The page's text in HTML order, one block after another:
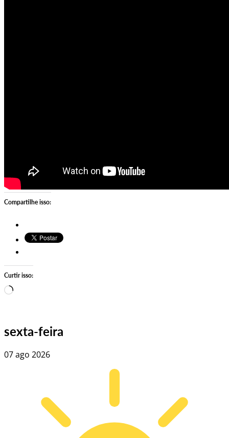
Compartilhe isso:
Curtir isso:
Carregando…
sexta-feira
07 ago 2026